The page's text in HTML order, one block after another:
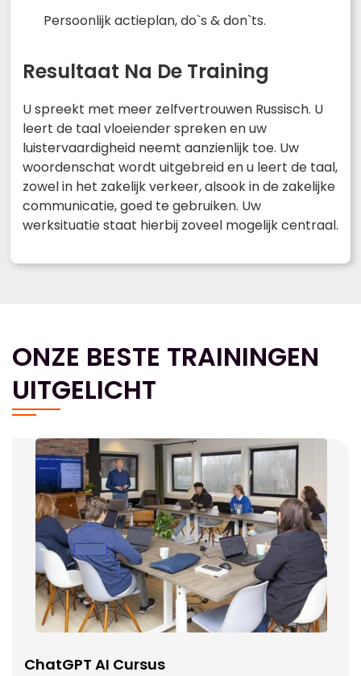
Persoonlijk actieplan, do`s & don`ts.
Resultaat Na De Training
U spreekt met meer zelfvertrouwen Russisch. U
leert de taal vloeiender spreken en uw
luistervaardigheid neemt aanzienlijk toe. Uw
woordenschat wordt uitgebreid en u leert de taal,
zowel in het zakelijk verkeer, alsook in de zakelijke
communicatie, goed te gebruiken. Uw
werksituatie staat hierbij zoveel mogelijk centraal.
ONZE BESTE TRAININGEN
UITGELICHT
ChatGPT AI Cursus